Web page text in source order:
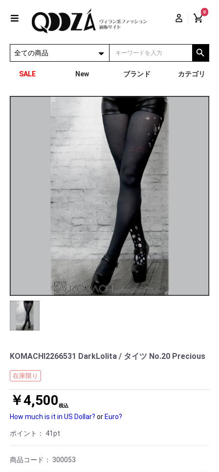
0
SALE New ブランド カテゴリ
KOMACHI2266531 DarkLolita / タイツ No.20 Precious
在庫限り
￥4,500税込
How much is it in US Dollar? or Euro?
ポイント： 41pt
商品コード： 300053